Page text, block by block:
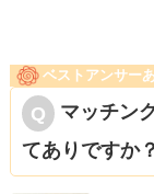
ベストアンサー
マッチン
てありですか